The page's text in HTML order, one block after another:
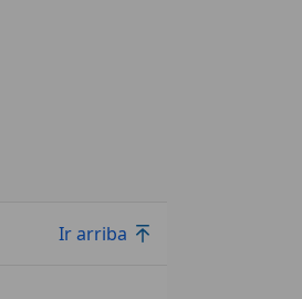
Ir arriba